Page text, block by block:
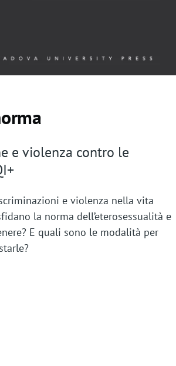
e violenza contro le
e violenza nella vita
la norma dell’eterosessualità e
E quali sono le modalità per